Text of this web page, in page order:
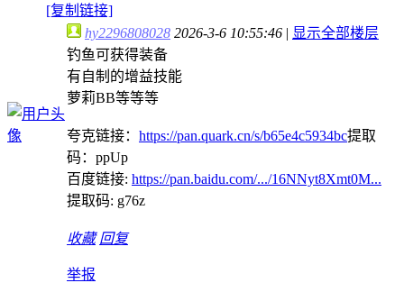
[复制链接]
hy2296808028 2026-3-6 10:55:46 | 显示全部楼层
钓鱼可获得装备
有自制的增益技能
萝莉BB等等等
夸克链接： https://pan.quark.cn/s/b65e4c5934bc提取
码：ppUp
百度链接: https://pan.baidu.com/.../16NNyt8Xmt0M...
提取码: g76z
收藏 回复
举报